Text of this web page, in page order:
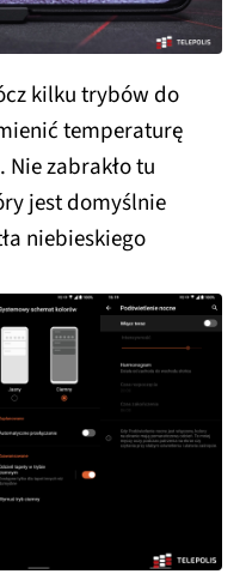
kilku trybów do
temperaturę
zabrakło tu
jest domyślnie
niebieskiego